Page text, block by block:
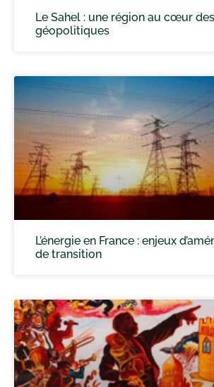
Le Sahel : une région au cœur
géopolitiques
L’énergie en France : enjeux
de transition